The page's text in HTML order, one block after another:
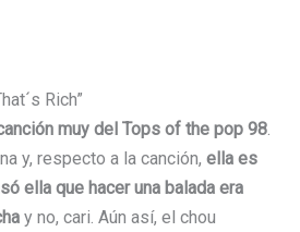
Rich”
muy del Tops of the pop 98.
y, respecto a la canción, ella es
ella que hacer una balada era
y no, cari. Aún así, el chou